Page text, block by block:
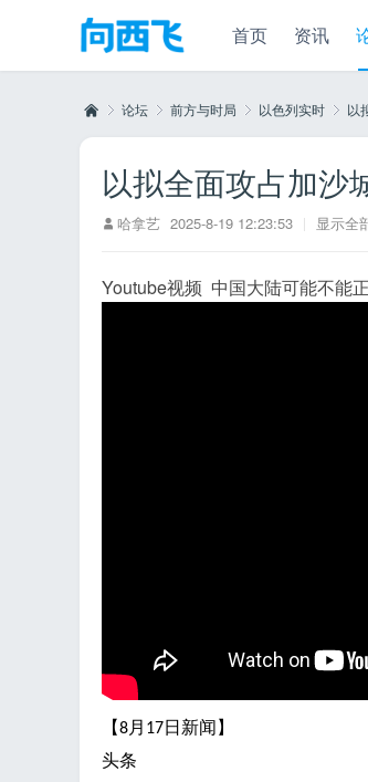
首页 资讯
»
论坛
›
前方与时局
›
以色列实时
›
以
以拟全面攻占加沙
哈拿艺 2025-8-19 12:23:53 | 显示全
Youtube视频 中国大陆可能不能
【8月 17日新闻】
头条